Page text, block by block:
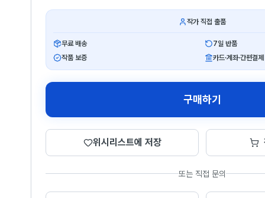
작가 직접 출품
무료 배송
7일 반품
작품 보증
카드·계좌·간편결제
구매하기
위시리스트에 저장
또는 직접 문의